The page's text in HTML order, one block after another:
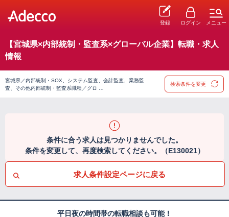
登録 ログイン メニュー
【宮城県×内部統制・監査系×グローバル企業】転職・求人
情報
宮城県／内部統制・SOX、システム監査、会計監査、業務監
査、その他内部統制・監査系職種／グロ …
検索条件を変更
条件に合う求人は見つかりませんでした。
条件を変更して、再度検索してください。（E130021）
求人条件設定ページに戻る
平日夜の時間帯の転職相談も可能！